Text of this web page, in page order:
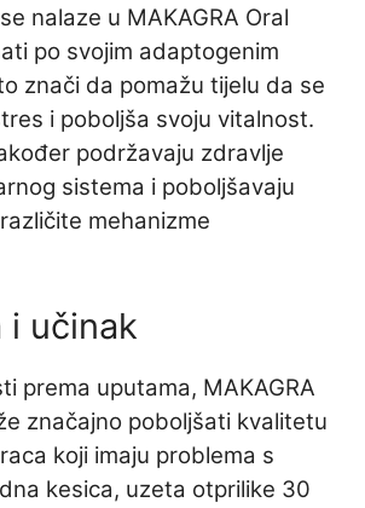
nalaze u MAKAGRA Oral
po svojim adaptogenim
znači da pomažu tijelu da se
i poboljša svoju vitalnost.
podržavaju zdravlje
sistema i poboljšavaju
mehanizme
i učinak
prema uputama, MAKAGRA
značajno poboljšati kvalitetu
koji imaju problema s
kesica, uzeta otprilike 30